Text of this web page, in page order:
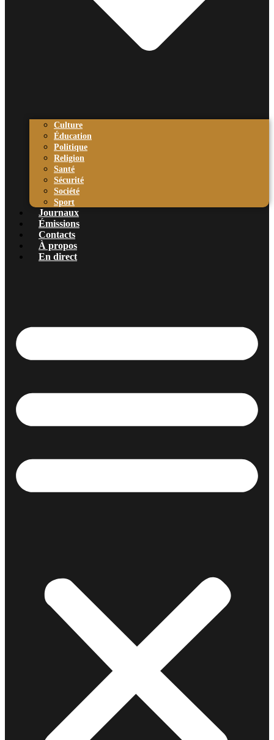
Culture
Éducation
Politique
Religion
Santé
Sécurité
Société
Sport
Journaux
Émissions
Contacts
À propos
En direct